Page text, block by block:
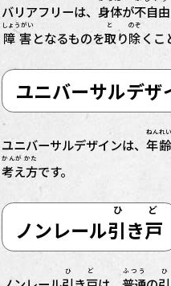
バリアフリーは、 身体が不自由
障害
しょうがい
となるものを取
と
り除
のぞ
くこ
ユニバーサルデザ
ユニバーサルデザインは、 年齢
ねんれい
考え方
かんが かた
です。
ノンレール引き戸
ひ ど
ひ ど ふつう